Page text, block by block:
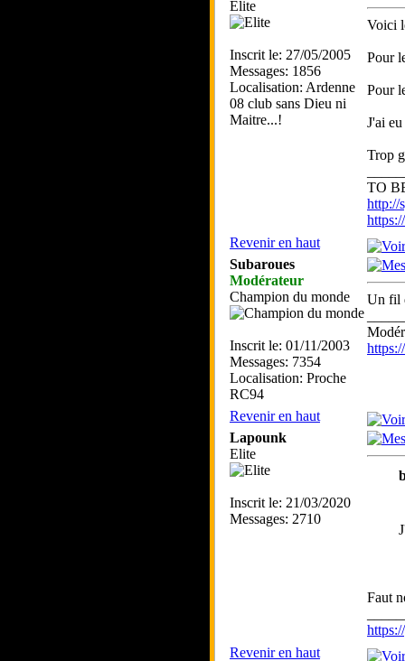
Elite
Inscrit le: 27/05/2005
Messages: 1856
Localisation: Ardenne
08 club sans Dieu ni
Maitre...!
Voici
Pour
Pour
J'ai
Trop
TO
http://
Revenir en haut
Subaroues
Modérateur
Champion du monde
Inscrit le: 01/11/2003
Messages: 7354
Localisation: Proche
RC94
Un fil
Revenir en haut
Lapounk
Elite
Inscrit le: 21/03/2020
Messages: 2710
Faut
Revenir en haut